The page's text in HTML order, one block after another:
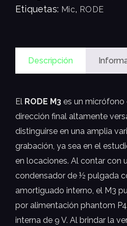
Etiquetas: Mic, RODE
Descripción
El RODE M3 es un
dirección final altamente
distinguirse en una amplia
grabación, ya sea en el
en locaciones. Al contar con
condensador de ½ pulgada
amortiguado interno, el M3
por alimentación phantom
interna de 9 V. Al brindar la